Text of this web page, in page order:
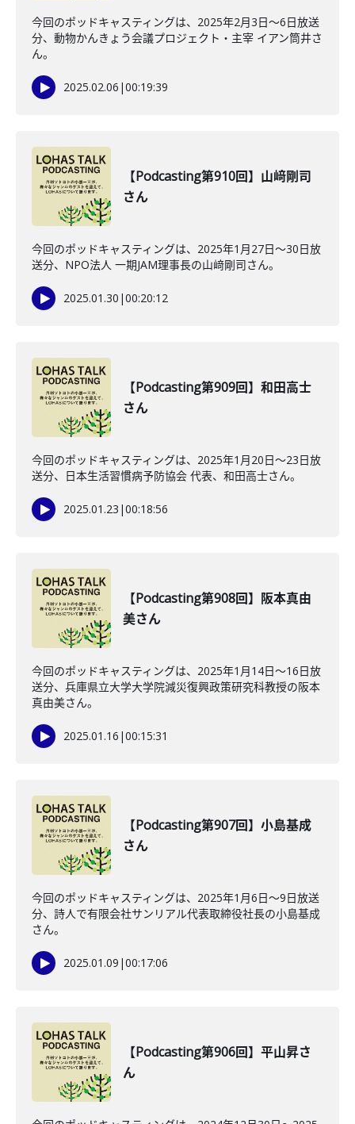
今回のポッドキャスティングは、2025年2月3日～6日放送
分、動物かんきょう会議プロジェクト・主宰 イアン筒井さ
ん。
2025.02.06 |00:19:39
【Podcasting第910回】山﨑剛司
さん
今回のポッドキャスティングは、2025年1月27日～30日放
送分、NPO法人 一期JAM理事長の山﨑剛司さん。
2025.01.30 |00:20:12
【Podcasting第909回】和田高士
さん
今回のポッドキャスティングは、2025年1月20日～23日放
送分、日本生活習慣病予防協会 代表、和田高士さん。
2025.01.23 |00:18:56
【Podcasting第908回】阪本真由
美さん
今回のポッドキャスティングは、2025年1月14日～16日放
送分、兵庫県立大学大学院減災復興政策研究科教授の阪本
真由美さん。
2025.01.16 |00:15:31
【Podcasting第907回】小島基成
さん
今回のポッドキャスティングは、2025年1月6日～9日放送
分、詩人で有限会社サンリアル代表取締役社長の小島基成
さん。
2025.01.09 |00:17:06
【Podcasting第906回】平山昇さ
ん